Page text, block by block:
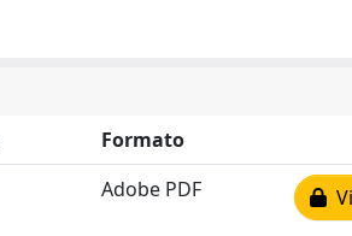
Formato
Adobe PDF